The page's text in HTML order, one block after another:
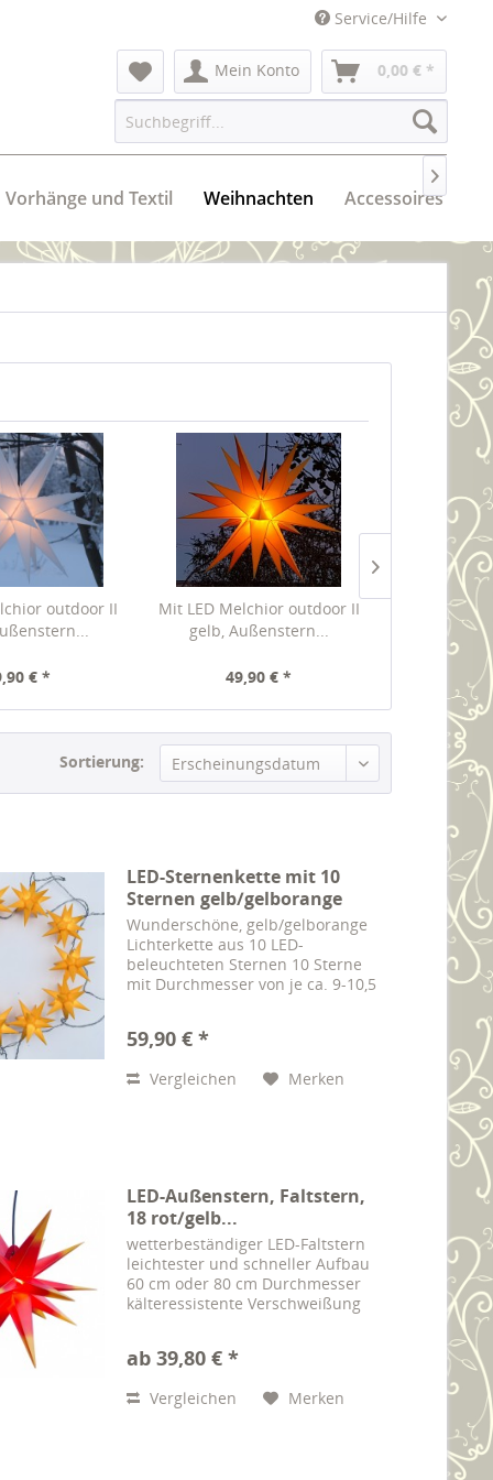
Service/Hilfe
Mein Konto 0,00 € *
Vorhänge und Textil Weihnachten Accessoires

outdoor II
€ *
Mit LED Melchior outdoor II
gelb, Außenstern...
49,90 € *
Die kleinen
Sortierung:
LED-Sternenkette mit 10
Sternen gelb/gelborange
Wunderschöne, gelb/gelborange
Lichterkette aus 10 LED-
beleuchteten Sternen 10 Sterne
mit Durchmesser von je ca. 9-10,5
vom Trafo zum ersten Stern
59,90 € *
Vergleichen Merken
LED-Außenstern, Faltstern,
18 rot/gelb...
wetterbeständiger LED-Faltstern
leichtester und schneller Aufbau
60 cm oder 80 cm Durchmesser
kälteressistente Verschweißung
Energieeffizienzklasse A+
ab 39,80 € *
Vergleichen Merken